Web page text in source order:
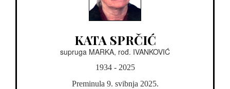
KATA SPRČIĆ
supruga MARKA, rođ. IVANKOVIĆ
1934 - 2025
Preminula 9. svibnja 2025.